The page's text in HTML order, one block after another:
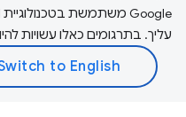
עליך. בתרגומים כאלו עשויות